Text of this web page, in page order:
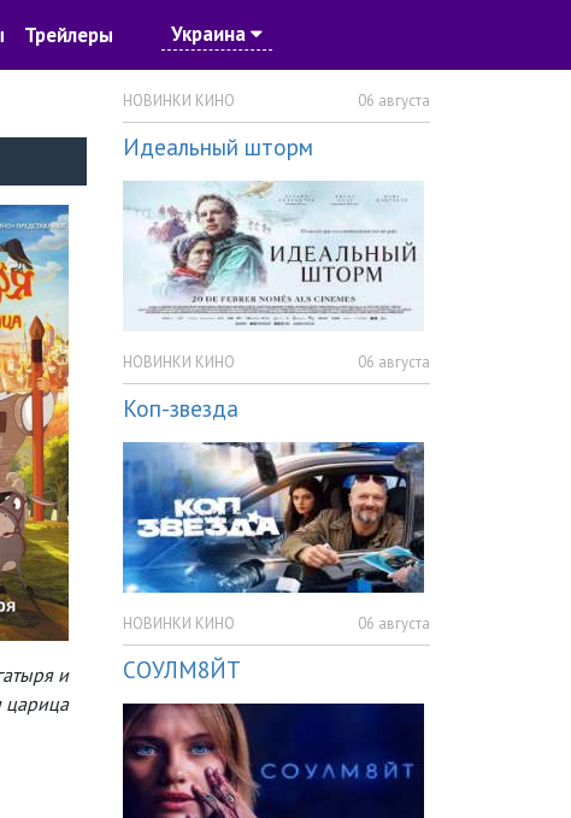
Трейлеры Украина
и
царица
НОВИНКИ КИНО 06 августа
Идеальный шторм
НОВИНКИ КИНО 06 августа
Коп-звезда
НОВИНКИ КИНО 06 августа
СОУЛМ8ЙТ